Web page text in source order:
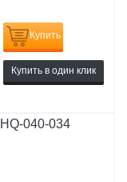
Купить
Купить в один клик
040-034